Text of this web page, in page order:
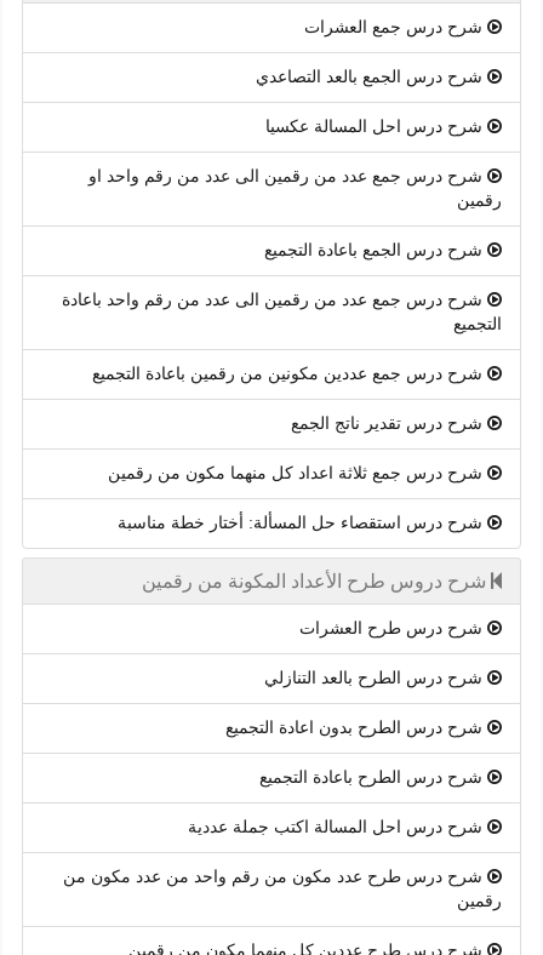
شرح درس جمع العشرات
شرح درس الجمع بالعد التصاعدي
شرح درس احل المسالة عكسيا
شرح درس جمع عدد من رقمين الى عدد من رقم واحد او
رقمين
شرح درس الجمع باعادة التجميع
شرح درس جمع عدد من رقمين الى عدد من رقم واحد باعادة
التجميع
شرح درس جمع عددين مكونين من رقمين باعادة التجميع
شرح درس تقدير ناتج الجمع
شرح درس جمع ثلاثة اعداد كل منهما مكون من رقمين
شرح درس استقصاء حل المسألة: أختار خطة مناسبة
شرح دروس طرح الأعداد المكونة من رقمين
شرح درس طرح العشرات
شرح درس الطرح بالعد التنازلي
شرح درس الطرح بدون اعادة التجميع
شرح درس الطرح باعادة التجميع
شرح درس احل المسالة اكتب جملة عددية
شرح درس طرح عدد مكون من رقم واحد من عدد مكون من
رقمين
شرح درس طرح عددين كل منهما مكون من رقمين